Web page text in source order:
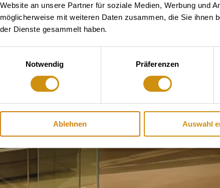
Website an unsere Partner für soziale Medien, Werbung und
möglicherweise mit weiteren Daten zusammen, die Sie ihnen
der Dienste gesammelt haben.
Notwendig
Präferenzen
Ablehnen Auswahl